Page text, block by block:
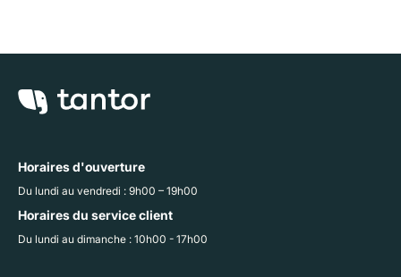
Horaires d'ouverture
Du lundi au vendredi : 9h00 – 19h00
Horaires du service client
Du lundi au dimanche : 10h00 - 17h00